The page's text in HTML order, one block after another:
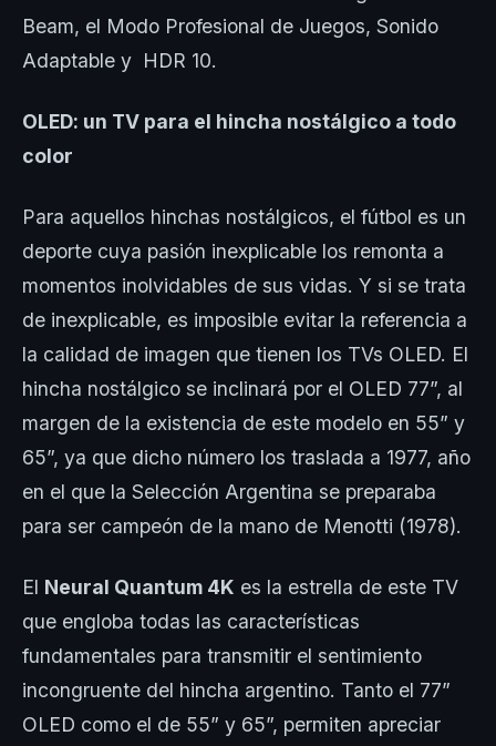
Beam, el Modo Profesional de Juegos, Sonido
Adaptable y HDR 10.
OLED: un TV para el hincha nostálgico a todo
color
Para aquellos hinchas nostálgicos, el fútbol es un
deporte cuya pasión inexplicable los remonta a
momentos inolvidables de sus vidas. Y si se trata
de inexplicable, es imposible evitar la referencia a
la calidad de imagen que tienen los TVs OLED. El
hincha nostálgico se inclinará por el OLED 77”, al
margen de la existencia de este modelo en 55” y
65”, ya que dicho número los traslada a 1977, año
en el que la Selección Argentina se preparaba
para ser campeón de la mano de Menotti (1978).
El Neural Quantum 4K es la estrella de este TV
que engloba todas las características
fundamentales para transmitir el sentimiento
incongruente del hincha argentino. Tanto el 77”
OLED como el de 55” y 65”, permiten apreciar